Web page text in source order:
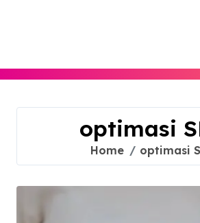
optimasi
Home optimasi